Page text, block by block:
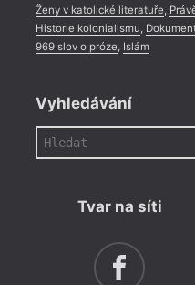
Ženy v katolické literatuře,
Historie kolonialismu,
969 slov o próze, Islám
Vyhledávání
Tvar na síti